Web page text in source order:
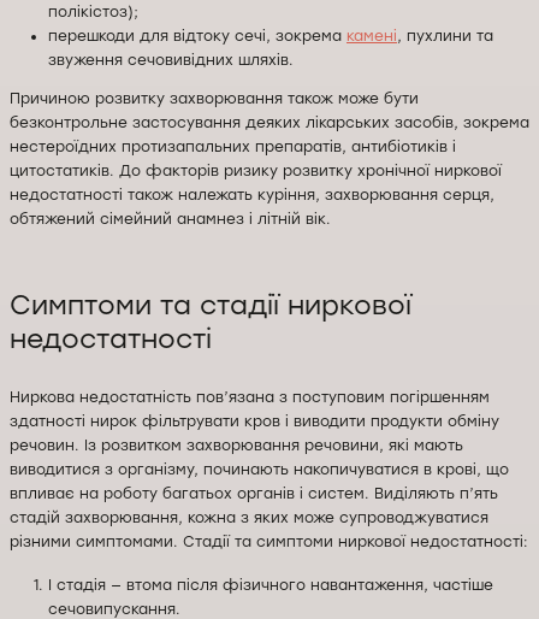
полікістоз);
перешкоди для відтоку сечі, зокрема камені, пухлини та
звуження сечовивідних шляхів.
Причиною розвитку захворювання також може бути
безконтрольне застосування деяких лікарських засобів, зокрема
нестероїдних протизапальних препаратів, антибіотиків і
цитостатиків. До факторів ризику розвитку хронічної ниркової
недостатності також належать куріння, захворювання серця,
обтяжений сімейний анамнез і літній вік.
Симптоми та стадії ниркової
недостатності
Ниркова недостатність пов’язана з поступовим погіршенням
здатності нирок фільтрувати кров і виводити продукти обміну
речовин. Із розвитком захворювання речовини, які мають
виводитися з організму, починають накопичуватися в крові, що
впливає на роботу багатьох органів і систем. Виділяють п’ять
стадій захворювання, кожна з яких може супроводжуватися
різними симптомами. Стадії та симптоми ниркової недостатності:
I стадія — втома після фізичного навантаження, частіше
сечовипускання.